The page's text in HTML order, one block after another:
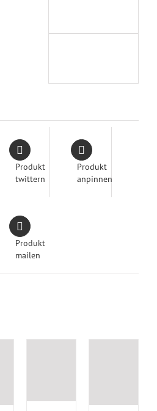
Produkt
twittern
Produkt
anpinnen
Produkt
mailen